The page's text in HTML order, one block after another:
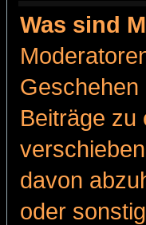
Was sind
Geschehen
Beiträge zu
davon
oder